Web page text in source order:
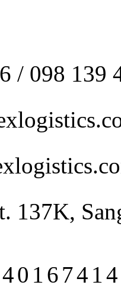
/ 098 139
137K,